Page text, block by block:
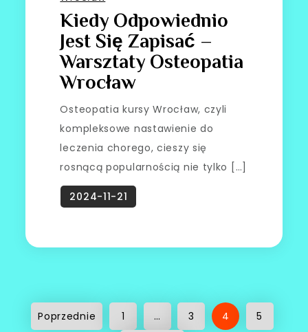
Kiedy Odpowiednio
Jest Się Zapisać –
Warsztaty Osteopatia
Wrocław
Osteopatia kursy Wrocław, czyli
kompleksowe nastawienie do
leczenia chorego, cieszy się
rosnącą popularnością nie tylko […]
Stronicowanie
Poprzednie 1 … 3 4 5